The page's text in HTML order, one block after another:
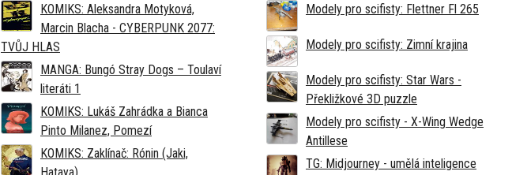
KOMIKS: Aleksandra Motyková,
Marcin Blacha - CYBERPUNK 2077:
TVŮJ HLAS
MANGA: Bungó Stray Dogs – Toulaví
literáti 1
KOMIKS: Lukáš Zahrádka a Bianca
Pinto Milanez, Pomezí
KOMIKS: Zaklínač: Rónin (Jaki,
Modely pro scifisty: Flettner Fl 265
Modely pro scifisty: Zimní krajina
Modely pro scifisty: Star Wars -
Překližkové 3D puzzle
Modely pro scifisty - X-Wing Wedge
Antillese
TG: Midjourney - umělá inteligence